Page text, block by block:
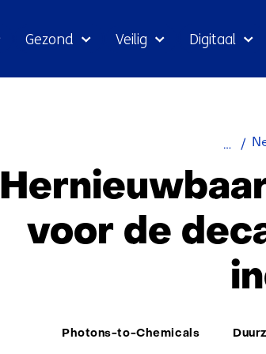
Gezond Veilig Digitaal
voor de
Thema:
Photons-to-Chemicals